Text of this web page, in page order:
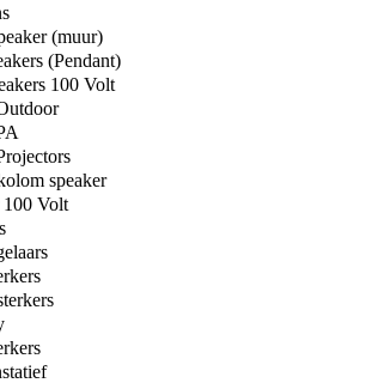
(muur)
(Pendant)
100 Volt
speaker
100 Volt